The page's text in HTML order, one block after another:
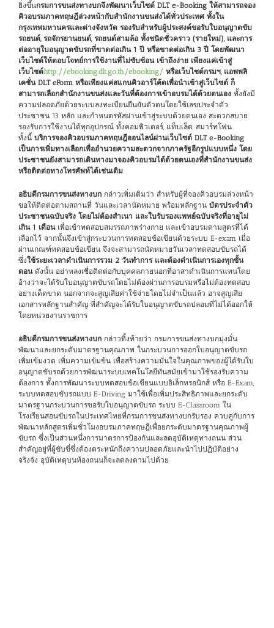
ยิ่งขึ้นกรมการขนส่งทางบกจึงพัฒนาเว็บไซต์ DLT e-Booking ให้สามารถจอง
คิวอบรมภาคทฤษฎีล่วงหน้ากับสำนักงานขนส่งได้ทั่วประเทศ ทั้งใน
กรุงเทพมหานครและต่างจังหวัด รองรับสำหรับผู้ประสงค์ขอรับใบอนุญาตขับ
รถยนต์, รถจักรยานยนต์, รถยนต์สามล้อ ทั้งชนิดชั่วคราว (รายใหม่), และการ
ต่ออายุใบอนุญาตขับรถที่ขาดต่อเกิน 1 ปี หรือขาดต่อเกิน 3 ปี โดยพัฒนา
เว็บไซต์ให้ตอบโจทย์การใช้งานที่ไม่ซับซ้อน เข้าถึงง่าย เพียงแค่เข้าสู่
เว็บไซต์http://ebooking.dlt.go.th/ebooking/ หรือเว็บไซต์กรมฯ, แอพพลิ
เคชั่น DLT eForm หรือเพียงแค่สแกนคิวอาร์โค้ดเพื่อนำเข้าสู่เว็บไซต์ ก็
สามารถเลือกสำนักงานขนส่งและวันที่ต้องการเข้าอบรมได้ด้วยตนเอง ทั้งยังมี
ความปลอดภัยด้วยระบบลงทะเบียนยืนยันตัวตนโดยใช้เลขประจำตัว
ประชาชน 13 หลัก และกำหนดรหัสผ่านเข้าสู่ระบบด้วยตนเอง สะดวกสบาย
รองรับการใช้งานได้ทุกอุปกรณ์ ทั้งคอมพิวเตอร์, แท็บเล็ต, สมาร์ทโฟน
ทั้งนี้ บริการจองคิวอบรมภาคทฤษฎีออนไลน์ผ่านเว็บไซต์ DLT e-Booking
เป็นการเพิ่มทางเลือกเพื่ออำนวยความสะดวกจากภาครัฐอีกรูปแบบหนึ่ง โดย
ประชาชนยังสามารถเดินทางมาจองคิวอบรมได้ด้วยตนเองที่สำนักงานขนส่ง
หรือติดต่อทางโทรศัพท์ได้เช่นเดิม
อธิบดีกรมการขนส่งทางบก กล่าวเพิ่มเติมว่า สำหรับผู้ที่จองคิวอบรมล่วงหน้า
ขอให้ติดต่อตามสถานที่ วันและเวลานัดหมาย พร้อมหลักฐาน บัตรประจำตัว
ประชาชนฉบับจริง โดยไม่ต้องสำเนา และใบรับรองแพทย์ฉบับจริงที่อายุไม่
เกิน 1 เดือนเพื่อเข้าทดสอบสมรรถภาพร่างกาย และเข้าอบรมตามสูตรที่ได้
เลือกไว้ จากนั้นจึงเข้าสู่กระบวนการทดสอบข้อเขียนด้วยระบบ E-exam เมื่อ
ผ่านเกณฑ์ทดสอบข้อเขียน จึงจะสามารถนัดหมายวันเวลาทดสอบขับรถได้
ซึ่งใช้ระยะเวลาดำเนินการรวม 2 วันทำการ และต้องดำเนินการเองทุกขั้น
ตอนดังนั้น อย่าหลงเชื่อติดต่อกับบุคคลภายนอกที่อาสาดำเนินการแทนโดย
อ้างว่าจะได้รับใบอนุญาตขับรถโดยไม่ต้องผ่านการอบรมหรือไม่ต้องทดสอบ
อย่างเด็ดขาด นอกจากจะสูญเสียค่าใช้จ่ายโดยไม่จำเป็นแล้ว อาจสูญเสีย
เอกสารหลักฐานสำคัญ ที่สำคัญจะได้รับใบอนุญาตขับรถปลอมที่ไม่ได้ออกให้
โดยหน่วยงานราชการ
อธิบดีกรมการขนส่งทางบก กล่าวทิ้งท้ายว่า กรมการขนส่งทางบกมุ่งมั่น
พัฒนาและยกระดับมาตรฐานคุณภาพ ในกระบวนการออกใบอนุญาตขับรถ
เพิ่มเข้มงวด เพิ่มความเข้มข้น เพื่อสร้างความมั่นใจในคุณภาพของผู้ได้รับใบ
อนุญาตขับรถด้วยการพัฒนาระบบเทคโนโลยีทันสมัยเข้ามาใช้รองรับความ
ต้องการ ทั้งการพัฒนาระบบทดสอบข้อเขียนแบบอิเล็กทรอนิกส์ หรือ E-Exam,
ระบบทดสอบขับรถแบบ E-Driving มาใช้เพื่อเพิ่มประสิทธิภาพและยกระดับ
มาตรฐานกระบวนการขอรับใบอนุญาตขับรถ ระบบ E-Classroom ใน
โรงเรียนสอนขับรถในประเทศไทยที่กรมการขนส่งทางบกรับรอง ควบคู่กับการ
พัฒนาหลักสูตรเพิ่มชั่วโมงอบรมภาคทฤษฎีเพื่อยกระดับมาตรฐานคุณภาพผู้
ขับรถ ซึ่งเป็นส่วนหนึ่งการมาตรการป้องกันและลดอุบัติเหตุทางถนน ส่วน
สำคัญอยู่ที่ผู้ขับขี่ซึ่งต้องตระหนักถึงความปลอดภัยและนำไปปฏิบัติอย่าง
จริงจัง อุบัติเหตุบนท้องถนนก็จะลดลงตามไปด้วย